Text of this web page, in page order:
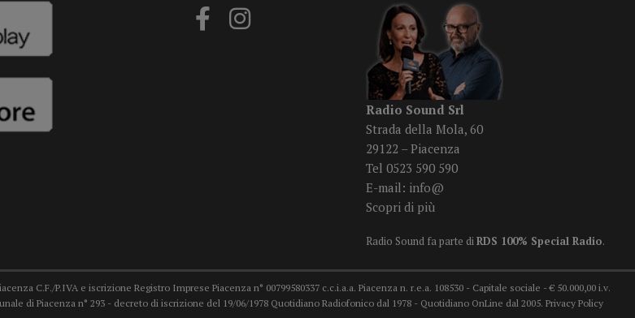
Radio Sound Srl
Strada della Mola, 60
29122 – Piacenza
Tel 0523 590 590
E-mail: info@
Scopri di più
Radio Sound fa parte diRDS 100% Special Radio.
C.F./P.IVA e iscrizione Registro Imprese Piacenza n° 00799580337 c.c.i.a.a. Piacenza n. r.e.a. 108530 - Capitale sociale - € 50.000,00 i.v.
di Piacenza n° 293 - decreto di iscrizione del 19/06/1978 Quotidiano Radiofonico dal 1978 - Quotidiano OnLine dal 2005. Privacy Policy